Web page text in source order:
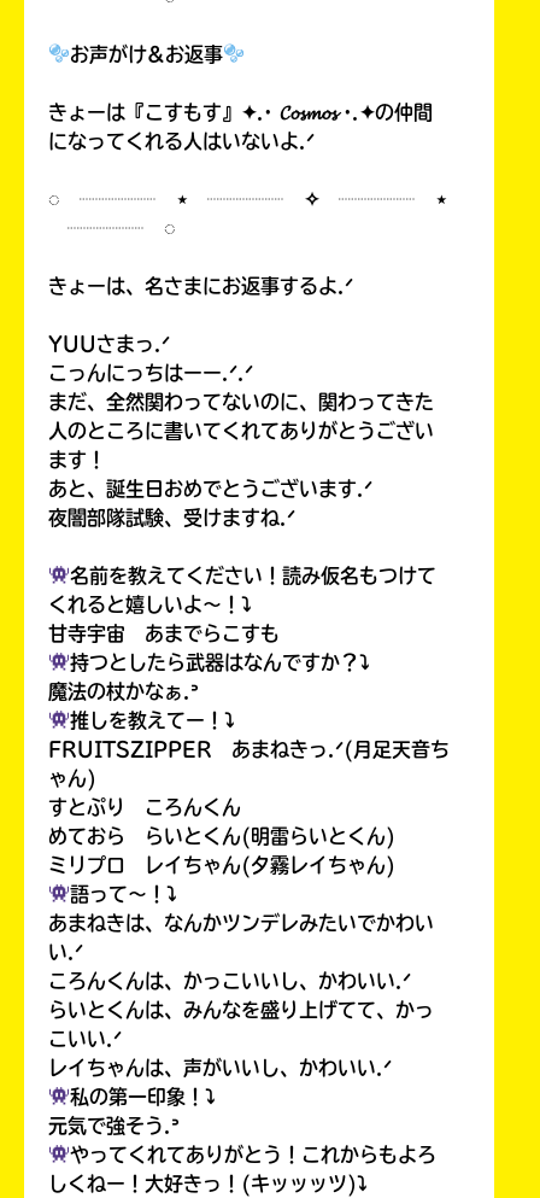
お声がけ&お返事
きょーは『こすもす』✦.· 𝓒𝓸𝓼𝓶𝓸𝓼 ·.✦の仲間
になってくれる人はいないよ.ᐟ
◌ ┈┈┈┈ ⋆ ┈┈┈┈ ✧ ┈┈┈┈ ⋆
┈┈┈┈ ◌
きょーは、名さまにお返事するよ.ᐟ
YUUさまっ.ᐟ
こっんにっちはーー.ᐟ.ᐟ
まだ、全然関わってないのに、関わってきた
人のところに書いてくれてありがとうござい
ます！
あと、誕生日おめでとうございます.ᐟ
夜闇部隊試験、受けますね.ᐟ
名前を教えてください！読み仮名もつけて
くれると嬉しいよ〜！⤵︎
甘寺宇宙 あまでらこすも
持つとしたら武器はなんですか？⤵︎
魔法の杖かなぁ.ᐣ
推しを教えてー！⤵︎
FRUITSZIPPER あまねきっ.ᐟ(月足天音ち
ゃん)
すとぷり ころんくん
めておら らいとくん(明雷らいとくん)
ミリプロ レイちゃん(夕霧レイちゃん)
語って〜！⤵︎
あまねきは、なんかツンデレみたいでかわい
い.ᐟ
ころんくんは、かっこいいし、かわいい.ᐟ
らいとくんは、みんなを盛り上げてて、かっ
こいい.ᐟ
レイちゃんは、声がいいし、かわいい.ᐟ
私の第一印象！⤵︎
元気で強そう.ᐣ
やってくれてありがとう！これからもよろ
しくねー！大好きっ！(キッッッツ)⤵︎